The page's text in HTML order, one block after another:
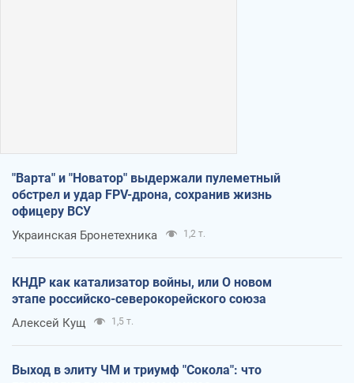
"Варта" и "Новатор" выдержали пулеметный
обстрел и удар FPV-дрона, сохранив жизнь
офицеру ВСУ
Украинская Бронетехника 1,2 т.
КНДР как катализатор войны, или О новом
этапе российско-северокорейского союза
Алексей Кущ 1,5 т.
Выход в элиту ЧМ и триумф "Сокола": что